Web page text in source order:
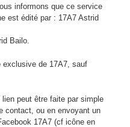
informons que ce service
est édité par : 17A7 Astrid
Bailo.
exclusive de 17A7, sauf
peut être faite par simple
contact, ou en envoyant un
17A7 (cf icône en